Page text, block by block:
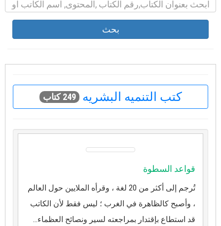
بحث
كتب التنميه البشريه 249 كتاب
قواعد السطوة
تُرجم إلى أكثر من 20 لغة ، وقرأه الملايين حول العالم
، وأصبح كالظاهرة في الغرب ؛ ليس فقط لأن الكاتب
قد استطاع بإقتدار بمراجعته لسير ونصائح العظماء...